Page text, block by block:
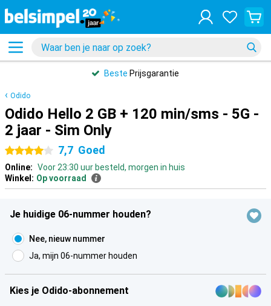
Beste Prijsgarantie
Odido
Odido Hello 2 GB + 120 min/sms - 5G -
2 jaar - Sim Only
4 sterren7,7 Goed
Online: Voor 23:30 uur besteld, morgen in huis
Winkel: Op voorraad
Je huidige 06-nummer houden?
Nee, nieuw nummer
Ja, mijn 06-nummer houden
Kies je Odido-abonnement